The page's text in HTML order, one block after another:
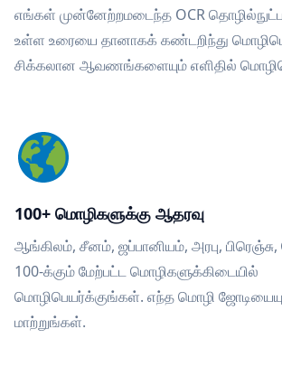
எங்கள் முன்னேற்றமடைந்த OCR
உள்ள உரையை தானாகக் கண்டறிந்து
சிக்கலான ஆவணங்களையும் எளிதில்
100+ மொழிகளுக்கு ஆதரவு
ஆங்கிலம், சீனம், ஜப்பானியம், அரபு,
100-க்கும் மேற்பட்ட மொழிகளுக்கிடையில்
மொழிபெயர்க்குங்கள். எந்த மொழி
மாற்றுங்கள்.